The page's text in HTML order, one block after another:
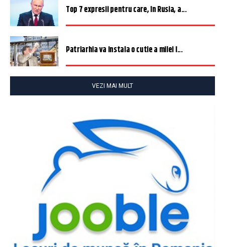
Top 7 expresii pentru care, în Rusia, a...
Patriarhia va instala o cutie a milei î...
VEZI MAI MULT